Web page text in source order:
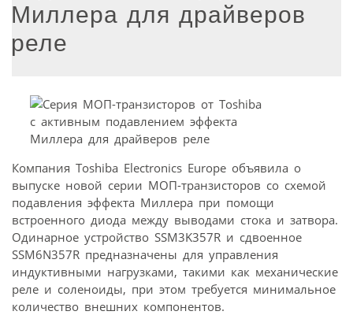
Миллера для драйверов
реле
Компания Toshiba Electronics Europe объявила о
выпуске новой серии МОП-транзисторов со схемой
подавления эффекта Миллера при помощи
встроенного диода между выводами стока и затвора.
Одинарное устройство SSM3K357R и сдвоенное
SSM6N357R предназначены для управления
индуктивными нагрузками, такими как механические
реле и соленоиды, при этом требуется минимальное
количество внешних компонентов.